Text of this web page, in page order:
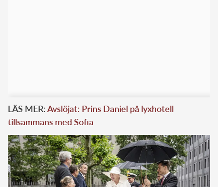
LÄS MER:Avslöjat: Prins Daniel på lyxhotell
tillsammans med Sofia